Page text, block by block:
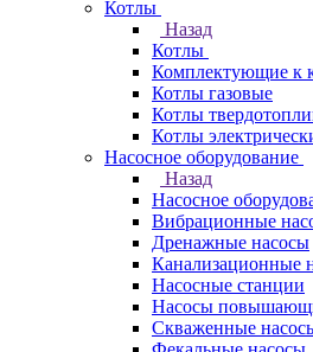
Котлы
Назад
Котлы
Комплектующие к
Котлы газовые
Котлы
Котлы
Насосное оборудование
Назад
Насосное
Вибрационные
Дренажные насосы
Канализационные
Насосные станции
Насосы
Скваженные